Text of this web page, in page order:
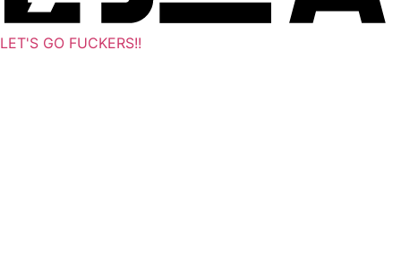
LET'S GO FUCKERS!!